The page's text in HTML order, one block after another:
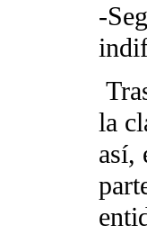
-
la
así,